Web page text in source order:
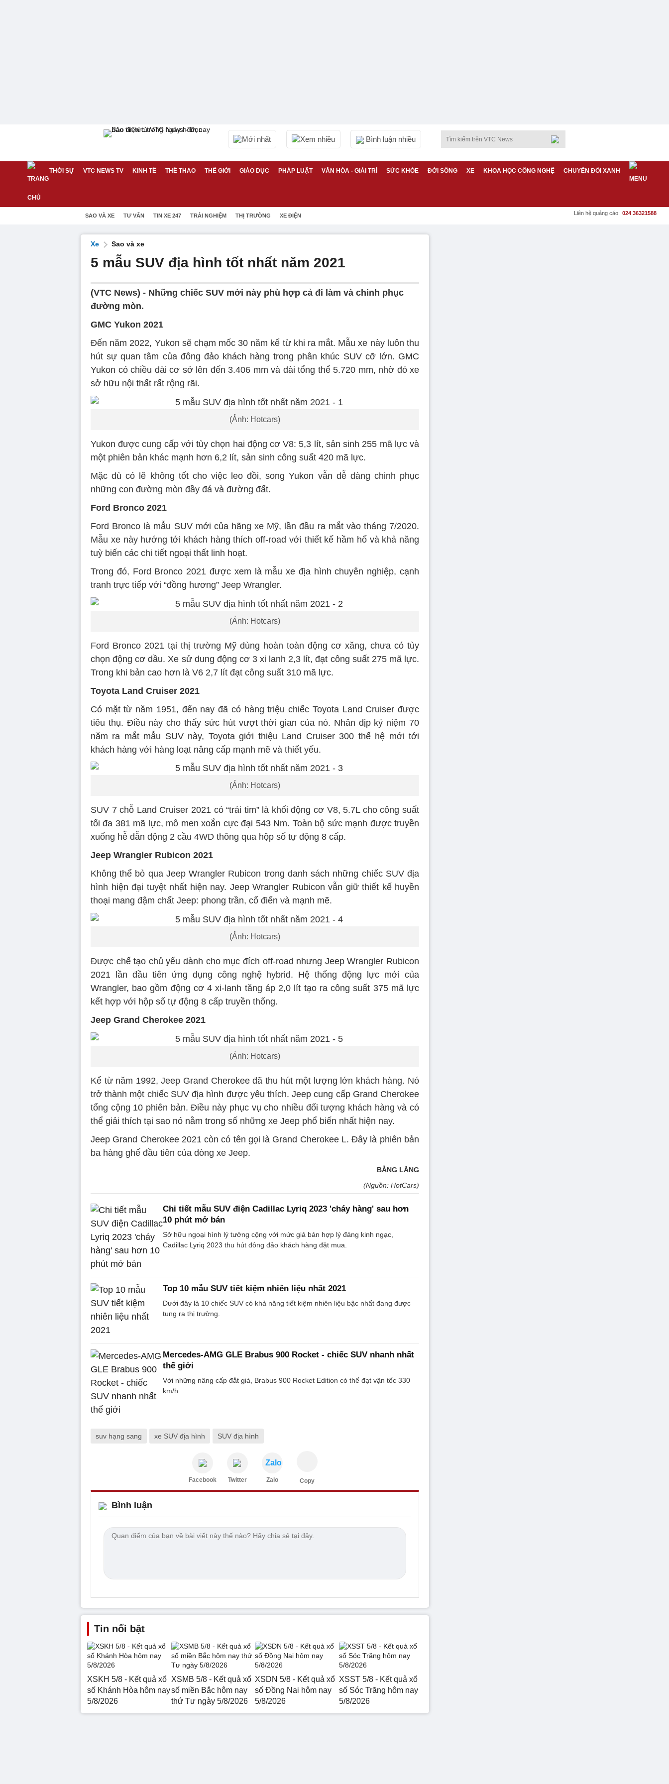
Mới nhất Xem nhiều Bình luận nhiều
THỜI SỰ VTC NEWS TV KINH TẾ THỂ THAO THẾ GIỚI GIÁO DỤC PHÁP LUẬT VĂN HÓA - GIẢI TRÍ SỨC KHỎE ĐỜI SỐNG XE KHOA HỌC CÔNG NGHỆ CHUYỂN ĐỔI XANH
SAO VÀ XE TƯ VẤN TIN XE 247 TRẢI NGHIỆM THỊ TRƯỜNG XE ĐIỆN Liên hệ quảng cáo: 024 36321588
Xe Sao và xe
5 mẫu SUV địa hình tốt nhất năm 2021
(VTC News) - Những chiếc SUV mới này phù hợp cả đi làm và chinh phục
đường mòn.
GMC Yukon 2021
Đến năm 2022, Yukon sẽ chạm mốc 30 năm kể từ khi ra mắt. Mẫu xe này luôn thu
hút sự quan tâm của đông đảo khách hàng trong phân khúc SUV cỡ lớn. GMC
Yukon có chiều dài cơ sở lên đến 3.406 mm và dài tổng thể 5.720 mm, nhờ đó xe
sở hữu nội thất rất rộng rãi.
(Ảnh: Hotcars)
Yukon được cung cấp với tùy chọn hai động cơ V8: 5,3 lít, sản sinh 255 mã lực và
một phiên bản khác mạnh hơn 6,2 lít, sản sinh công suất 420 mã lực.
Mặc dù có lẽ không tốt cho việc leo đồi, song Yukon vẫn dễ dàng chinh phục
những con đường mòn đầy đá và đường đất.
Ford Bronco 2021
Ford Bronco là mẫu SUV mới của hãng xe Mỹ, lần đầu ra mắt vào tháng 7/2020.
Mẫu xe này hướng tới khách hàng thích off-road với thiết kế hầm hố và khả năng
tuỳ biến các chi tiết ngoại thất linh hoạt.
Trong đó, Ford Bronco 2021 được xem là mẫu xe địa hình chuyên nghiệp, cạnh
tranh trực tiếp với “đồng hương” Jeep Wrangler.
(Ảnh: Hotcars)
Ford Bronco 2021 tại thị trường Mỹ dùng hoàn toàn động cơ xăng, chưa có tùy
chọn động cơ dầu. Xe sử dung động cơ 3 xi lanh 2,3 lít, đạt công suất 275 mã lực.
Trong khi bản cao hơn là V6 2,7 lít đạt công suất 310 mã lực.
Toyota Land Cruiser 2021
Có mặt từ năm 1951, đến nay đã có hàng triệu chiếc Toyota Land Cruiser được
tiêu thụ. Điều này cho thấy sức hút vượt thời gian của nó. Nhân dịp kỷ niệm 70
năm ra mắt mẫu SUV này, Toyota giới thiệu Land Cruiser 300 thế hệ mới tới
khách hàng với hàng loạt nâng cấp mạnh mẽ và thiết yếu.
(Ảnh: Hotcars)
SUV 7 chỗ Land Cruiser 2021 có “trái tim” là khối động cơ V8, 5.7L cho công suất
tối đa 381 mã lực, mô men xoắn cực đại 543 Nm. Toàn bộ sức mạnh được truyền
xuống hễ dẫn động 2 cầu 4WD thông qua hộp số tự động 8 cấp.
Jeep Wrangler Rubicon 2021
Không thể bỏ qua Jeep Wrangler Rubicon trong danh sách những chiếc SUV địa
hình hiện đại tuyệt nhất hiện nay. Jeep Wrangler Rubicon vẫn giữ thiết kế huyền
thoại mang đậm chất Jeep: phong trần, cổ điển và mạnh mẽ.
(Ảnh: Hotcars)
Được chế tạo chủ yếu dành cho mục đích off-road nhưng Jeep Wrangler Rubicon
2021 lần đầu tiên ứng dụng công nghệ hybrid. Hệ thống động lực mới của
Wrangler, bao gồm động cơ 4 xi-lanh tăng áp 2,0 lít tạo ra công suất 375 mã lực
kết hợp với hộp số tự động 8 cấp truyền thống.
Jeep Grand Cherokee 2021
(Ảnh: Hotcars)
Kể từ năm 1992, Jeep Grand Cherokee đã thu hút một lượng lớn khách hàng. Nó
trở thành một chiếc SUV địa hình được yêu thích. Jeep cung cấp Grand Cherokee
tổng cộng 10 phiên bản. Điều này phục vụ cho nhiều đối tượng khách hàng và có
thể giải thích tại sao nó nằm trong số những xe Jeep phổ biến nhất hiện nay.
Jeep Grand Cherokee 2021 còn có tên gọi là Grand Cherokee L. Đây là phiên bản
ba hàng ghế đầu tiên của dòng xe Jeep.
BẰNG LĂNG
(Nguồn: HotCars)
Chi tiết mẫu SUV điện Cadillac Lyriq 2023 'cháy hàng' sau hơn
10 phút mở bán
Sở hữu ngoại hình lý tưởng cộng với mức giá bán hợp lý đáng kinh ngạc,
Cadillac Lyriq 2023 thu hút đông đảo khách hàng đặt mua.
Top 10 mẫu SUV tiết kiệm nhiên liệu nhất 2021
Dưới đây là 10 chiếc SUV có khả năng tiết kiệm nhiên liệu bậc nhất đang được
tung ra thị trường.
Mercedes-AMG GLE Brabus 900 Rocket - chiếc SUV nhanh nhất
thế giới
Với những nâng cấp đắt giá, Brabus 900 Rocket Edition có thể đạt vận tốc 330
km/h.
suv hạng sang xe SUV địa hình SUV địa hình
Facebook Twitter
Zalo
Zalo Copy
Bình luận
Tin nổi bật
XSKH 5/8 - Kết quả xổ
số Khánh Hòa hôm nay
5/8/2026
XSMB 5/8 - Kết quả xổ
số miền Bắc hôm nay
thứ Tư ngày 5/8/2026
XSDN 5/8 - Kết quả xổ
số Đồng Nai hôm nay
5/8/2026
XSST 5/8 - Kết quả xổ
số Sóc Trăng hôm nay
5/8/2026